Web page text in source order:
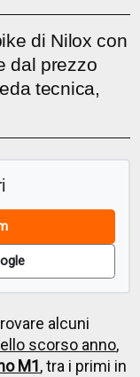
di Nilox con
dal prezzo
tecnica,
alcuni
scorso anno,
M1, tra i primi in